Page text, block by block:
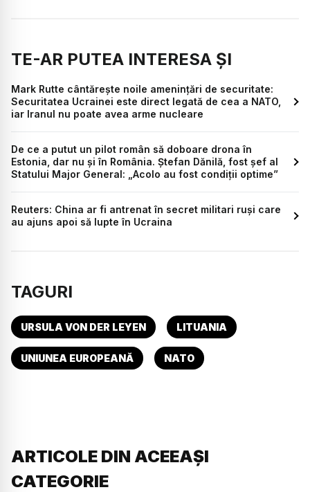
TE-AR PUTEA INTERESA ȘI
Mark Rutte cântărește noile amenințări de securitate:
Securitatea Ucrainei este direct legată de cea a NATO,
iar Iranul nu poate avea arme nucleare
De ce a putut un pilot român să doboare drona în
Estonia, dar nu și în România. Ștefan Dănilă, fost șef al
Statului Major General: „Acolo au fost condiții optime”
Reuters: China ar fi antrenat în secret militari ruși care
au ajuns apoi să lupte în Ucraina
TAGURI
URSULA VON DER LEYEN LITUANIA
UNIUNEA EUROPEANĂ NATO
ARTICOLE DIN ACEEAȘI
CATEGORIE